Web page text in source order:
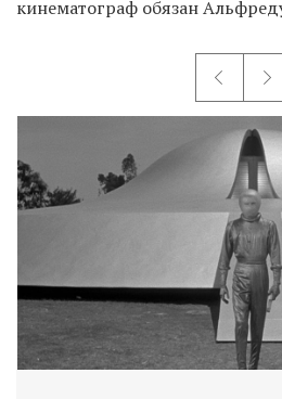
кинематограф обязан